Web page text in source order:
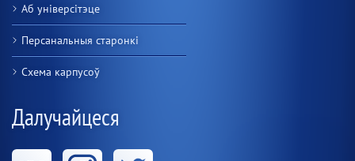
Аб універсітэце
Персанальныя старонкі
Схема карпусоў
Далучайцеся